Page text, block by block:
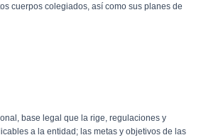
cuerpos colegiados, así como sus planes de
base legal que la rige, regulaciones y
a la entidad; las metas y objetivos de las